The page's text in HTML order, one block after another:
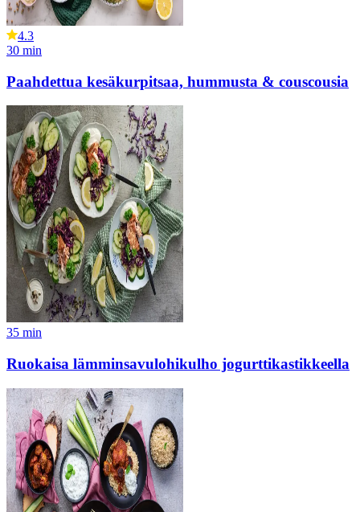
4.3
30 min
Paahdettua kesäkurpitsaa, hummusta & couscousia
35 min
Ruokaisa lämminsavulohikulho jogurttikastikkeella